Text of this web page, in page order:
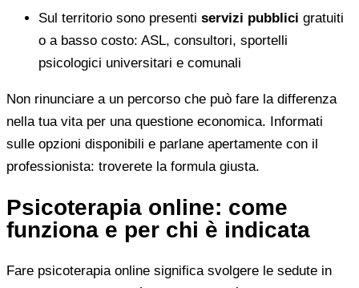
Sul territorio sono presenti servizi pubblici gratuiti
o a basso costo: ASL, consultori, sportelli
psicologici universitari e comunali
Non rinunciare a un percorso che può fare la differenza
nella tua vita per una questione economica. Informati
sulle opzioni disponibili e parlane apertamente con il
professionista: troverete la formula giusta.
Psicoterapia online: come
funziona e per chi è indicata
Fare psicoterapia online significa svolgere le sedute in